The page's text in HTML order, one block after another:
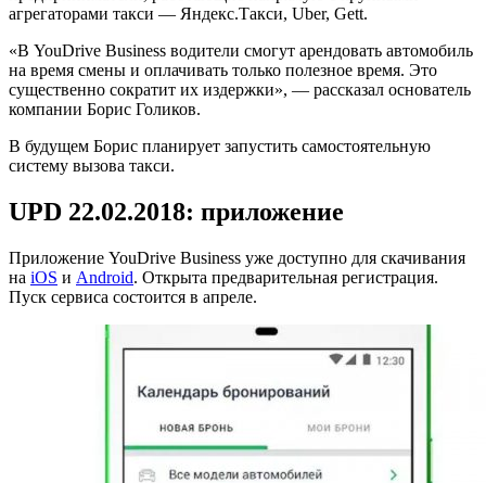
агрегаторами такси — Яндекс.Такси, Uber, Gett.
«В YouDrive Business водители смогут арендовать автомобиль
на время смены и оплачивать только полезное время. Это
существенно сократит их издержки», — рассказал основатель
компании Борис Голиков.
В будущем Борис планирует запустить самостоятельную
систему вызова такси.
UPD 22.02.2018: приложение
Приложение YouDrive Business уже доступно для скачивания
на iOS и Android. Открыта предварительная регистрация.
Пуск сервиса состоится в апреле.